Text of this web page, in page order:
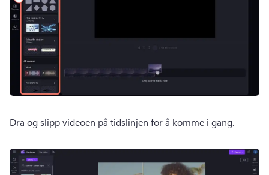
Dra og slipp videoen på tidslinjen for å komme i gang.